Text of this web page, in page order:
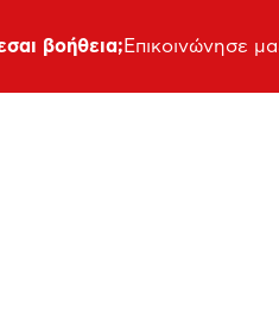
βοήθεια; Επικοινώνησε